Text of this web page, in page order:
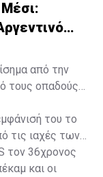
από την
τους οπαδούς
του το
τις ιαχές των
τον 36χρονος
και οι